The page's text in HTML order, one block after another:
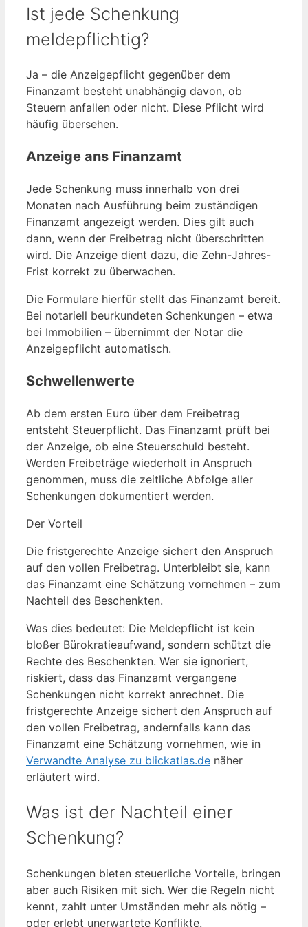
Ist jede Schenkung
meldepflichtig?
Ja – die Anzeigepflicht gegenüber dem
Finanzamt besteht unabhängig davon, ob
Steuern anfallen oder nicht. Diese Pflicht wird
häufig übersehen.
Anzeige ans Finanzamt
Jede Schenkung muss innerhalb von drei
Monaten nach Ausführung beim zuständigen
Finanzamt angezeigt werden. Dies gilt auch
dann, wenn der Freibetrag nicht überschritten
wird. Die Anzeige dient dazu, die Zehn-Jahres-
Frist korrekt zu überwachen.
Die Formulare hierfür stellt das Finanzamt bereit.
Bei notariell beurkundeten Schenkungen – etwa
bei Immobilien – übernimmt der Notar die
Anzeigepflicht automatisch.
Schwellenwerte
Ab dem ersten Euro über dem Freibetrag
entsteht Steuerpflicht. Das Finanzamt prüft bei
der Anzeige, ob eine Steuerschuld besteht.
Werden Freibeträge wiederholt in Anspruch
genommen, muss die zeitliche Abfolge aller
Schenkungen dokumentiert werden.
Der Vorteil
Die fristgerechte Anzeige sichert den Anspruch
auf den vollen Freibetrag. Unterbleibt sie, kann
das Finanzamt eine Schätzung vornehmen – zum
Nachteil des Beschenkten.
Was dies bedeutet: Die Meldepflicht ist kein
bloßer Bürokratieaufwand, sondern schützt die
Rechte des Beschenkten. Wer sie ignoriert,
riskiert, dass das Finanzamt vergangene
Schenkungen nicht korrekt anrechnet. Die
fristgerechte Anzeige sichert den Anspruch auf
den vollen Freibetrag, andernfalls kann das
Finanzamt eine Schätzung vornehmen, wie in
Verwandte Analyse zu blickatlas.de näher
erläutert wird.
Was ist der Nachteil einer
Schenkung?
Schenkungen bieten steuerliche Vorteile, bringen
aber auch Risiken mit sich. Wer die Regeln nicht
kennt, zahlt unter Umständen mehr als nötig –
oder erlebt unerwartete Konflikte.